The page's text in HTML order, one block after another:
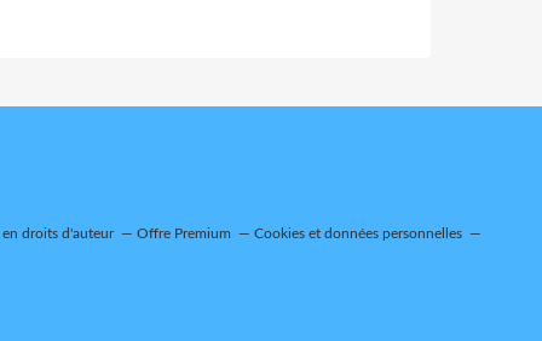
droits d'auteur Offre Premium Cookies et données personnelles